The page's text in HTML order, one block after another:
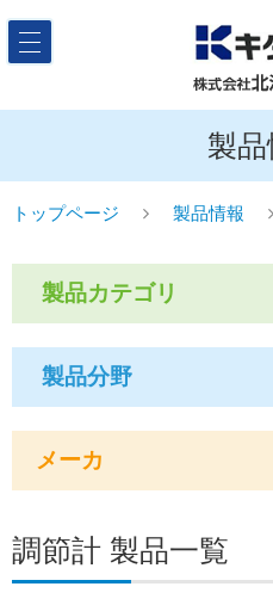
製品
トップページ 製品情報
製品カテゴリ
製品分野
メーカ
調節計 製品一覧